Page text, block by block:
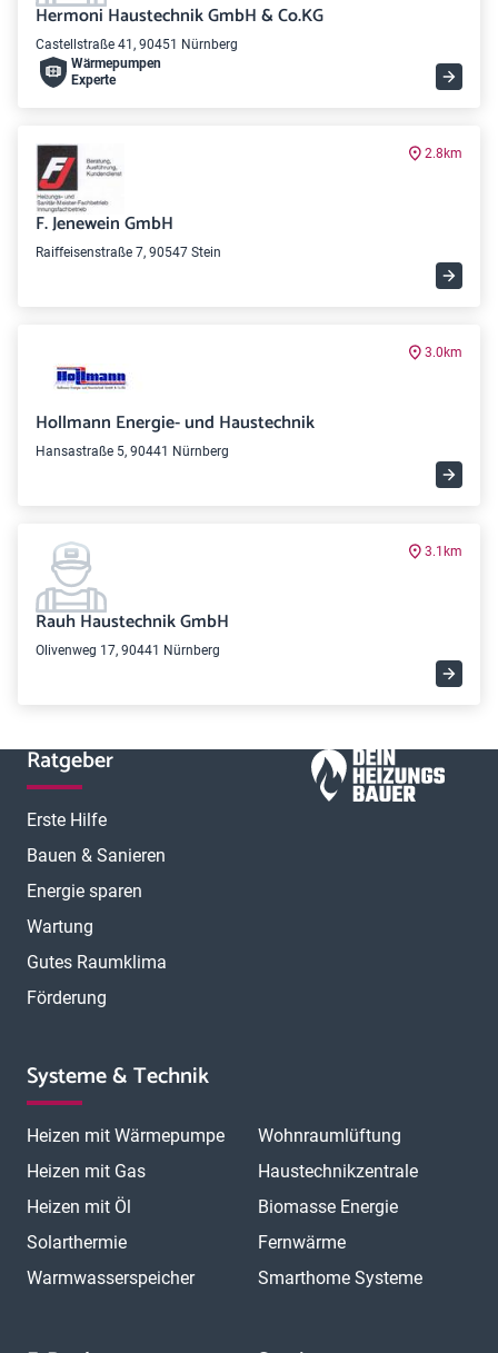
Hermoni Haustechnik GmbH & Co.KG
Castellstraße 41, 90451 Nürnberg
Wärme­pumpen
Experte
2.8km
F. Jenewein GmbH
Raiffeisenstraße 7, 90547 Stein
3.0km
Hollmann Energie- und Haustechnik
Hansastraße 5, 90441 Nürnberg
3.1km
Rauh Haustechnik GmbH
Olivenweg 17, 90441 Nürnberg
Ratgeber
Erste Hilfe
Bauen & Sanieren
Energie sparen
Wartung
Gutes Raumklima
Förderung
Systeme & Technik
Heizen mit Wärmepumpe
Heizen mit Gas
Heizen mit Öl
Solarthermie
Warmwasserspeicher
Wohnraumlüftung
Haustechnikzentrale
Biomasse Energie
Fernwärme
Smarthome Systeme